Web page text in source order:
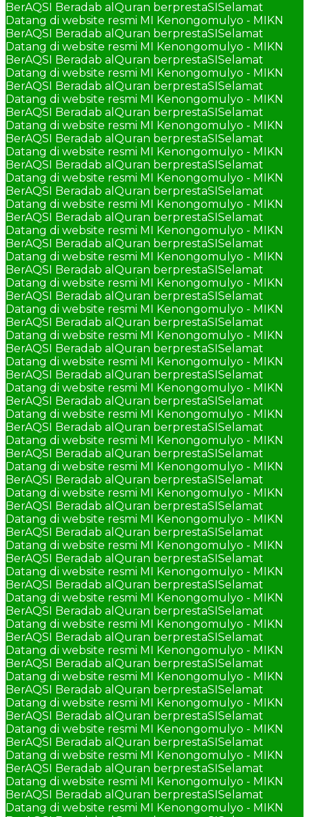
BerAQSI Beradab alQuran berprestaSISelamat
Datang di website resmi MI Kenongomulyo - MIKN
BerAQSI Beradab alQuran berprestaSISelamat
Datang di website resmi MI Kenongomulyo - MIKN
BerAQSI Beradab alQuran berprestaSISelamat
Datang di website resmi MI Kenongomulyo - MIKN
BerAQSI Beradab alQuran berprestaSISelamat
Datang di website resmi MI Kenongomulyo - MIKN
BerAQSI Beradab alQuran berprestaSISelamat
Datang di website resmi MI Kenongomulyo - MIKN
BerAQSI Beradab alQuran berprestaSISelamat
Datang di website resmi MI Kenongomulyo - MIKN
BerAQSI Beradab alQuran berprestaSISelamat
Datang di website resmi MI Kenongomulyo - MIKN
BerAQSI Beradab alQuran berprestaSISelamat
Datang di website resmi MI Kenongomulyo - MIKN
BerAQSI Beradab alQuran berprestaSISelamat
Datang di website resmi MI Kenongomulyo - MIKN
BerAQSI Beradab alQuran berprestaSISelamat
Datang di website resmi MI Kenongomulyo - MIKN
BerAQSI Beradab alQuran berprestaSISelamat
Datang di website resmi MI Kenongomulyo - MIKN
BerAQSI Beradab alQuran berprestaSISelamat
Datang di website resmi MI Kenongomulyo - MIKN
BerAQSI Beradab alQuran berprestaSISelamat
Datang di website resmi MI Kenongomulyo - MIKN
BerAQSI Beradab alQuran berprestaSISelamat
Datang di website resmi MI Kenongomulyo - MIKN
BerAQSI Beradab alQuran berprestaSISelamat
Datang di website resmi MI Kenongomulyo - MIKN
BerAQSI Beradab alQuran berprestaSISelamat
Datang di website resmi MI Kenongomulyo - MIKN
BerAQSI Beradab alQuran berprestaSISelamat
Datang di website resmi MI Kenongomulyo - MIKN
BerAQSI Beradab alQuran berprestaSISelamat
Datang di website resmi MI Kenongomulyo - MIKN
BerAQSI Beradab alQuran berprestaSISelamat
Datang di website resmi MI Kenongomulyo - MIKN
BerAQSI Beradab alQuran berprestaSISelamat
Datang di website resmi MI Kenongomulyo - MIKN
BerAQSI Beradab alQuran berprestaSISelamat
Datang di website resmi MI Kenongomulyo - MIKN
BerAQSI Beradab alQuran berprestaSISelamat
Datang di website resmi MI Kenongomulyo - MIKN
BerAQSI Beradab alQuran berprestaSISelamat
Datang di website resmi MI Kenongomulyo - MIKN
BerAQSI Beradab alQuran berprestaSISelamat
Datang di website resmi MI Kenongomulyo - MIKN
BerAQSI Beradab alQuran berprestaSISelamat
Datang di website resmi MI Kenongomulyo - MIKN
BerAQSI Beradab alQuran berprestaSISelamat
Datang di website resmi MI Kenongomulyo - MIKN
BerAQSI Beradab alQuran berprestaSISelamat
Datang di website resmi MI Kenongomulyo - MIKN
BerAQSI Beradab alQuran berprestaSISelamat
Datang di website resmi MI Kenongomulyo - MIKN
BerAQSI Beradab alQuran berprestaSISelamat
Datang di website resmi MI Kenongomulyo - MIKN
BerAQSI Beradab alQuran berprestaSISelamat
Datang di website resmi MI Kenongomulyo - MIKN
BerAQSI Beradab alQuran berprestaSISelamat
Datang di website resmi MI Kenongomulyo - MIKN